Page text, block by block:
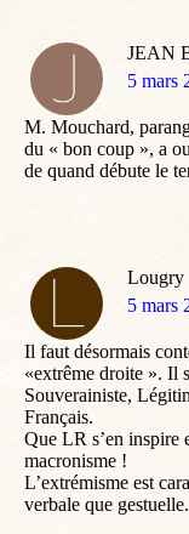
JEAN
dit
5 mars
M. Mouchard,
du « bon coup », a
de quand débute le
Lougry
dit
5 mars
Il faut désormais
«extrême droite ». Il
Souverainiste,
Français.
Que LR s’en inspire
macronisme !
L’extrémisme est
verbale que